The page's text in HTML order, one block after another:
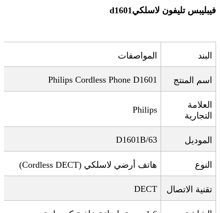
فيبليبس تليفون لاسلكيd1601
البند المواصفات
اسم المنتج Philips Cordless Phone D1601
العلامة
التجارية
Philips
الموديل D1601B/63
النوع هاتف أرضي لاسلكي (Cordless DECT)
تقنية الاتصال DECT